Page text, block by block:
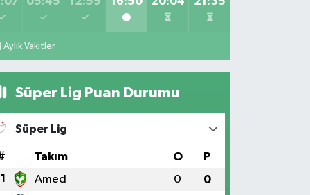
Aylık Vakitler
Süper Lig Puan Durumu
Süper Lig
Takım O P
1 Amed 0 0